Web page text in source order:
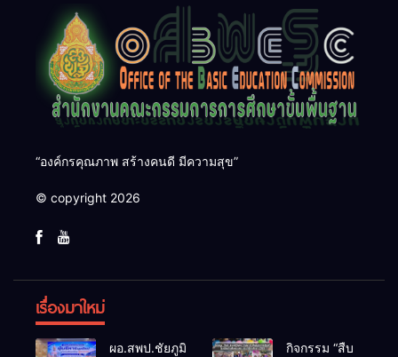
“องค์กรคุณภาพ สร้างคนดี มีความสุข”
© copyright 2026
เรื่องมาใหม่
ผอ.สพป.ชัยภูมิ
กิจกรรม “สืบ